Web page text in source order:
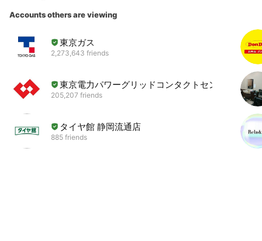
Accounts others are viewing
東京ガス
2,273,643 friends
東京電力パワーグリッドコンタクトセンター
205,207 friends
タイヤ館 静岡流通店
885 friends